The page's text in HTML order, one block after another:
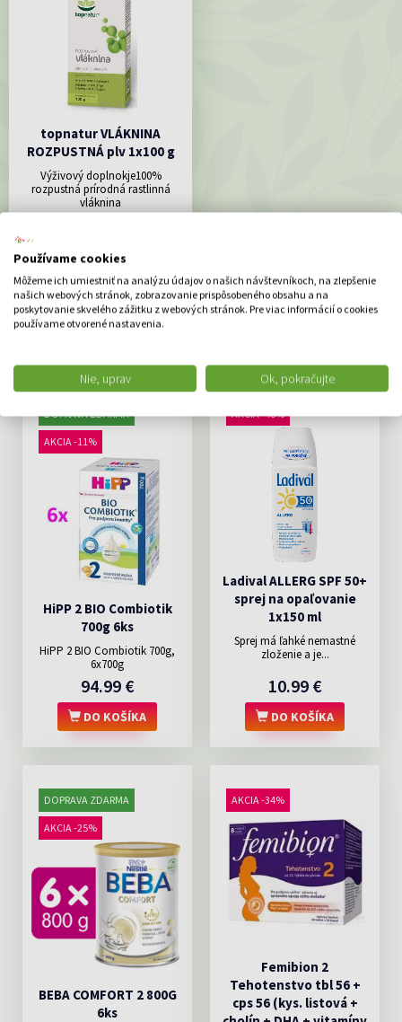
Používame cookies
Môžeme ich umiestniť na analýzu údajov o našich návštevníkoch, na zlepšenie
našich webových stránok, zobrazovanie prispôsobeného obsahu a na
poskytovanie skvelého zážitku z webových stránok. Pre viac informácií o cookies
používame otvorené nastavenia.
Nie, uprav Ok, pokračujte
topnatur VLÁKNINA
ROZPUSTNÁ plv 1x100 g
Výživový doplnokje100%
rozpustná prírodná rastlinná
vláknina
DO KOŠÍKA
ODPORÚČAME
DOPRAVA ZDARMA
AKCIA -11%
HiPP 2 BIO Combiotik
700g 6ks
HiPP 2 BIO Combiotik 700g,
6x700g
94.99 €
DO KOŠÍKA
AKCIA -48%
Ladival ALLERG SPF 50+
sprej na opaľovanie
1x150 ml
Sprej má ľahké nemastné
zloženie a je...
10.99 €
DO KOŠÍKA
DOPRAVA ZDARMA
AKCIA -25%
BEBA COMFORT 2 800G
6ks
AKCIA -34%
Femibion 2
Tehotenstvo tbl 56 +
cps 56 (kys. listová +